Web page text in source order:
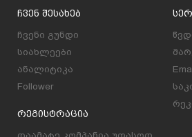
Ჩვენ Შესახებ
ჩვენი გუნდი
სიახლეები
ანალიტიკა
Follower
Რეგისტრაცია